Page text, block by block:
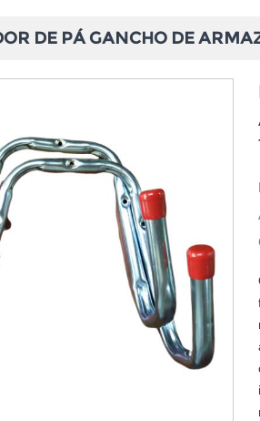
DE PÁ GANCHO DE